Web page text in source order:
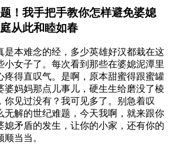
！我手把手教你怎样避免婆媳
从此和睦如春
是本难念的经，多少英雄好汉都栽在这
小女子了。每次看到那些在婆媳泥潭里
疼得直叹气。是啊，原本甜蜜得跟蜜罐
婆妈妈那点儿事儿，硬生生给磨没了棱
你见过没有？我可见多了。别急着叹
无解的世纪难题，今天我啊，就来跟你
媳矛盾的发生，让你的小家，还有你的
当当。